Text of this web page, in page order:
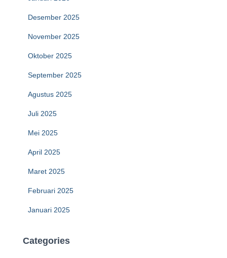
Desember 2025
November 2025
Oktober 2025
September 2025
Agustus 2025
Juli 2025
Mei 2025
April 2025
Maret 2025
Februari 2025
Januari 2025
Categories